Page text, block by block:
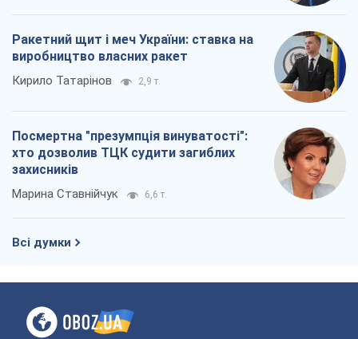
Ракетний щит і меч України: ставка на
виробництво власних ракет
Кирило Татарінов 2,9 т.
Посмертна "презумпція винуватості":
хто дозволив ТЦК судити загиблих
захисників
Марина Ставнійчук 6,6 т.
Всі думки